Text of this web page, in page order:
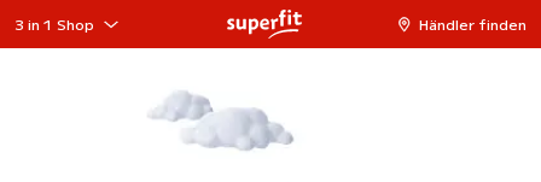
3 in 1 Shop Händler finden